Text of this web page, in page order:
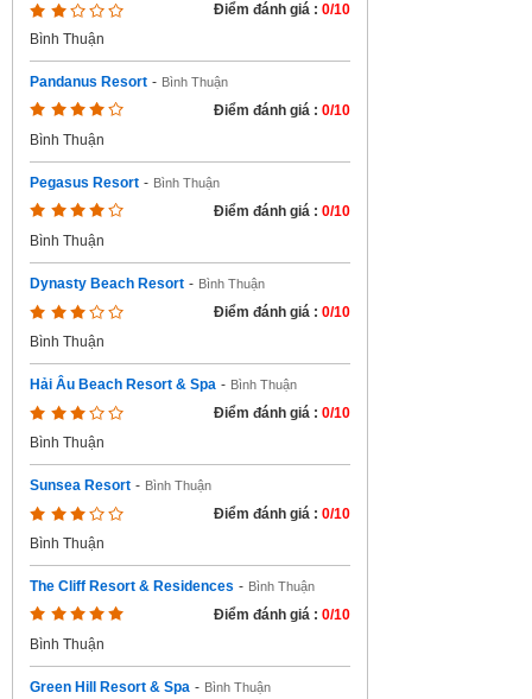
Điểm đánh giá : 0/10
Bình Thuận
Pandanus Resort - Bình Thuận
Điểm đánh giá : 0/10
Bình Thuận
Pegasus Resort - Bình Thuận
Điểm đánh giá : 0/10
Bình Thuận
Dynasty Beach Resort - Bình Thuận
Điểm đánh giá : 0/10
Bình Thuận
Hải Âu Beach Resort & Spa - Bình Thuận
Điểm đánh giá : 0/10
Bình Thuận
Sunsea Resort - Bình Thuận
Điểm đánh giá : 0/10
Bình Thuận
The Cliff Resort & Residences - Bình Thuận
Điểm đánh giá : 0/10
Bình Thuận
Green Hill Resort & Spa - Bình Thuận